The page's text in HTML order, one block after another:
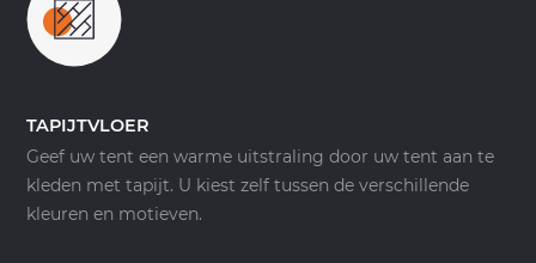
TAPIJTVLOER
Geef uw tent een warme uitstraling door uw tent aan te
kleden met tapijt. U kiest zelf tussen de verschillende
kleuren en motieven.